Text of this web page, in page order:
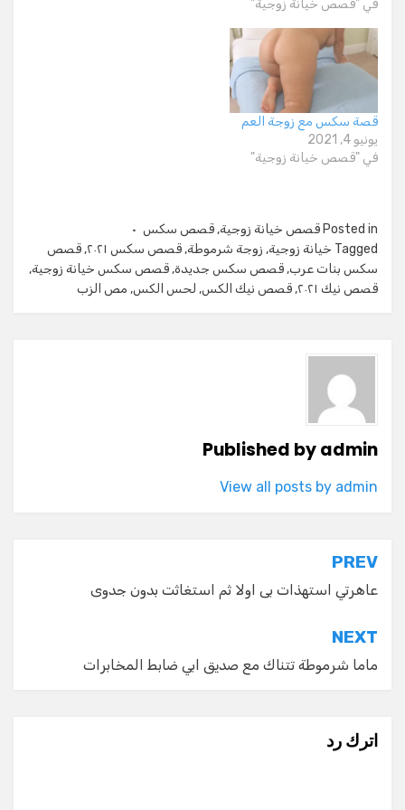
في "قصص خيانة زوجية"
قصة سكس مع زوجة العم
يونيو 4, 2021
في "قصص خيانة زوجية"
Posted in قصص خيانة زوجية, قصص سكس
Tagged خيانة زوجية, زوجة شرموطة, قصص سكس ٢٠٢١ , قصص
سكس بنات عرب, قصص سكس جديدة, قصص سكس خيانة زوجية,
قصص نيك ٢٠٢١
, قصص نيك الكس, لحس الكس, مص الزب
Published byadmin
View all posts by admin
تصفّح
المقالات
PREV
عاهرتي استهذات بى اولا ثم استغاثت بدون جدوى
NEXT
ماما شرموطة تتناك مع صديق ابي ضابط المخابرات
اترك رد